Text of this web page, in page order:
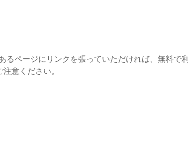
るページにリンクを張っていただければ、無料で利
意ください。